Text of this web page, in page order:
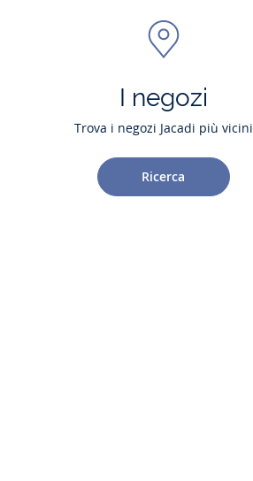
I negozi
Trova i negozi Jacadi più vicini
Ricerca